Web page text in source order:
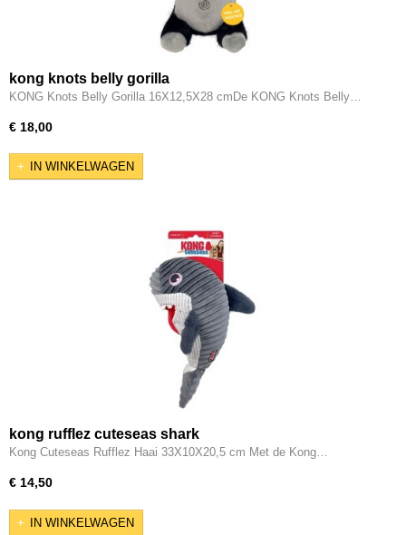
kong knots belly gorilla
KONG Knots Belly Gorilla 16X12,5X28 cmDe KONG Knots Belly…
€ 18,00
IN WINKELWAGEN
kong rufflez cuteseas shark
Kong Cuteseas Rufflez Haai 33X10X20,5 cm Met de Kong…
€ 14,50
IN WINKELWAGEN